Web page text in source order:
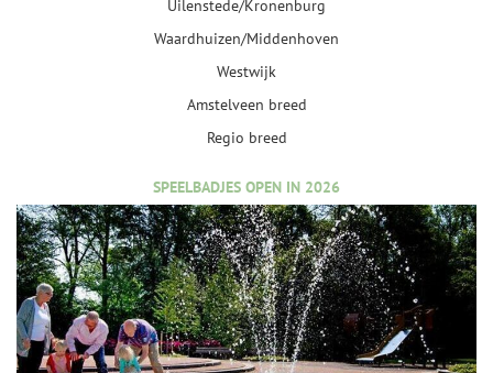
Uilenstede/Kronenburg
Waardhuizen/Middenhoven
Westwijk
Amstelveen breed
Regio breed
SPEELBADJES OPEN IN 2026